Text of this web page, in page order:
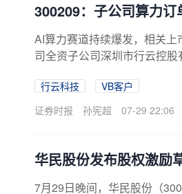
300209：子公司算力
AI算力赛道持续爆发，相关
司全资子公司深圳市行云控
VB客户系国内深耕超大上下
身业务需求增加及对公司交
行云科技
VB客户
证券时报
孙宪超 07-29 22:06
华民股份发布股权激励
7月29日晚间，华民股份（